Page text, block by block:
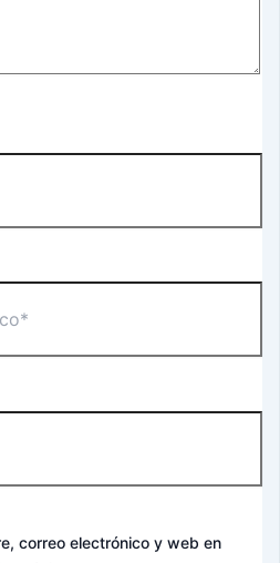
correo electrónico y web en